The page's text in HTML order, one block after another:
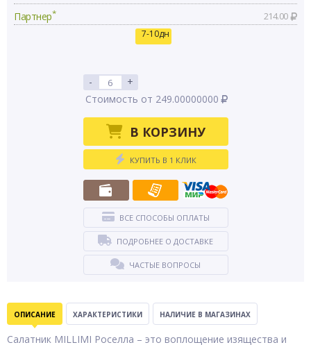
Партнер* 214.00
7-10дн
-
+
Стоимость от 249.00000000
В КОРЗИНУ
КУПИТЬ В 1 КЛИК
ВСЕ СПОСОБЫ ОПЛАТЫ
ПОДРОБНЕЕ О ДОСТАВКЕ
ЧАСТЫЕ ВОПРОСЫ
ОПИСАНИЕ ХАРАКТЕРИСТИКИ НАЛИЧИЕ В МАГАЗИНАХ
Салатник MILLIMI Роселла – это воплощение изящества и